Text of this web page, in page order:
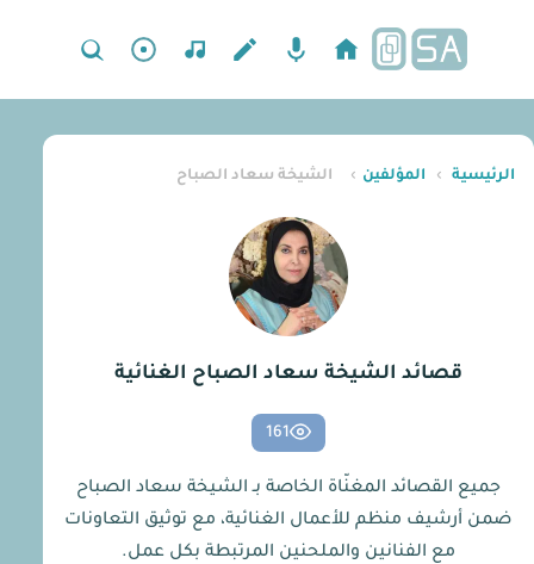
الرئيسية › المؤلفين › الشيخة سعاد الصباح
قصائد الشيخة سعاد الصباح الغنائية
161
جميع القصائد المغنّاة الخاصة بـ الشيخة سعاد الصباح
ضمن أرشيف منظم للأعمال الغنائية، مع توثيق التعاونات
مع الفنانين والملحنين المرتبطة بكل عمل.